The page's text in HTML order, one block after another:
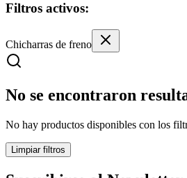
Filtros activos:
Chicharras de freno
No se encontraron
No hay productos disponibles con los
Limpiar filtros